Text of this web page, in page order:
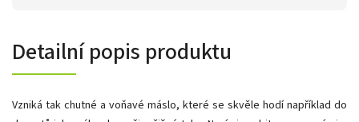
Detailní popis produktu
Vzniká tak chutné a voňavé máslo, které se skvěle hodí například do